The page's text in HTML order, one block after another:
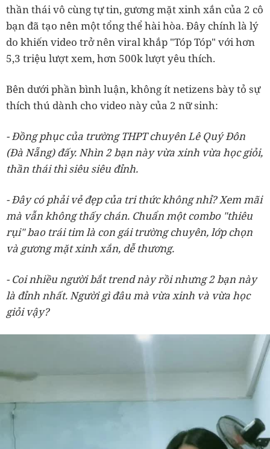
thần thái vô cùng tự tin, gương mặt xinh xắn của 2 cô
bạn đã tạo nên một tổng thể hài hòa. Đây chính là lý
do khiến video trở nên viral khắp "Tóp Tóp" với hơn
5,3 triệu lượt xem, hơn 500k lượt yêu thích.
Bên dưới phần bình luận, không ít netizens bày tỏ sự
thích thú dành cho video này của 2 nữ sinh:
- Đồng phục của trường THPT chuyên Lê Quý Đôn
(Đà Nẵng) đấy. Nhìn 2 bạn này vừa xinh vừa học giỏi,
thần thái thì siêu siêu đỉnh.
- Đây có phải vẻ đẹp của tri thức không nhỉ? Xem mãi
mà vẫn không thấy chán. Chuẩn một combo "thiêu
rụi" bao trái tim là con gái trường chuyên, lớp chọn
và gương mặt xinh xắn, dễ thương.
- Coi nhiều người bắt trend này rồi nhưng 2 bạn này
là đỉnh nhất. Người gì đâu mà vừa xinh và vừa học
giỏi vậy?